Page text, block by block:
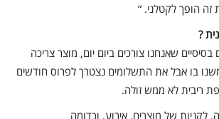
זה הופך לקטלני. “
?
שאנחנו צורכים ביום יום, מוצר צריכה
בו אבל את התשלומים נצטרך לפרוס חודשים
ריבית לא ממש זולה.
לקניות של מוצרים, אירוע, וכדומה